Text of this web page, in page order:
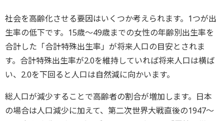
社会を高齢化させる要因はいくつか考えられます。1つが出
生率の低下です。15歳～49歳までの女性の年齢別出生率を
合計した「合計特殊出生率」が将来人口の目安とされま
す。合計特殊出生率が2.0を維持していれば将来人口は横ば
い、2.0を下回ると人口は自然減に向かいます。
総人口が減少することで高齢者の割合が増加します。日本
の場合は人口減少に加えて、第二次世界大戦直後の1947～